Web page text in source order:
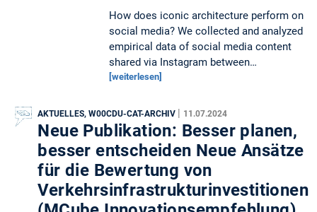
How does iconic architecture perform on
social media? We collected and analyzed
empirical data of social media content
shared via Instagram between…
[weiterlesen]
AKTUELLES, W00CDU-CAT-ARCHIV | 11.07.2024
Neue Publikation: Besser planen,
besser entscheiden Neue Ansätze
für die Bewertung von
Verkehrsinfrastrukturinvestitionen